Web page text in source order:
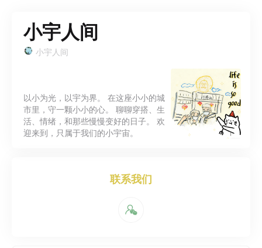
小宇人间
小宇人间
以小为光，以宇为界。 在这座小小的城
市里，守一颗小小的心。 聊聊穿搭、生
活、情绪，和那些慢慢变好的日子。 欢
迎来到，只属于我们的小宇宙。
联系我们